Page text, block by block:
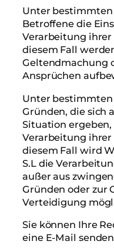
Unter
Betroffene die
Verarbeitung ihrer
diesem Fall
Geltendmachung
Ansprüchen
Unter
Gründen, die sich
Situation
Verarbeitung
diesem Fall wird
S.L die
außer aus
Gründen oder zur
Verteidigung
Sie können Ihre
eine E-Mail